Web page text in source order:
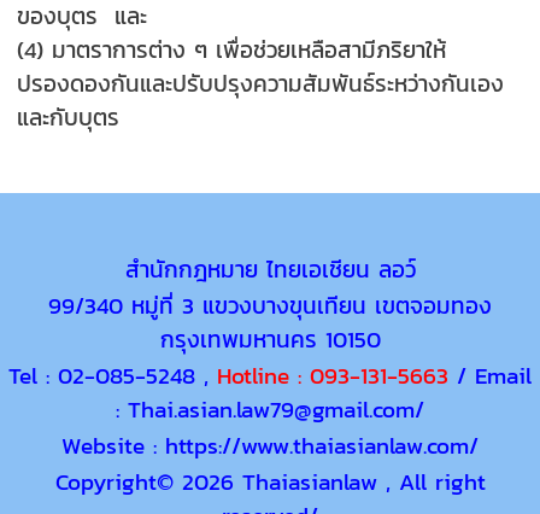
ของบุตร และ
(4) มาตราการต่าง ๆ เพื่อช่วยเหลือสามีภริยาให้
ปรองดองกันและปรับปรุงความสัมพันธ์ระหว่างกันเอง
และกับบุตร
สำนักกฎหมาย ไทยเอเชียน ลอว์
99/340 หมู่ที่ 3 แขวงบางขุนเทียน เขตจอมทอง
กรุงเทพมหานคร 10150
Tel : 02-085-5248 , Hotline : 093-131-5663 / Email
: Thai.asian.law79@gmail.com/
Website : https://www.thaiasianlaw.com/
Copyright© 2026 Thaiasianlaw , All right